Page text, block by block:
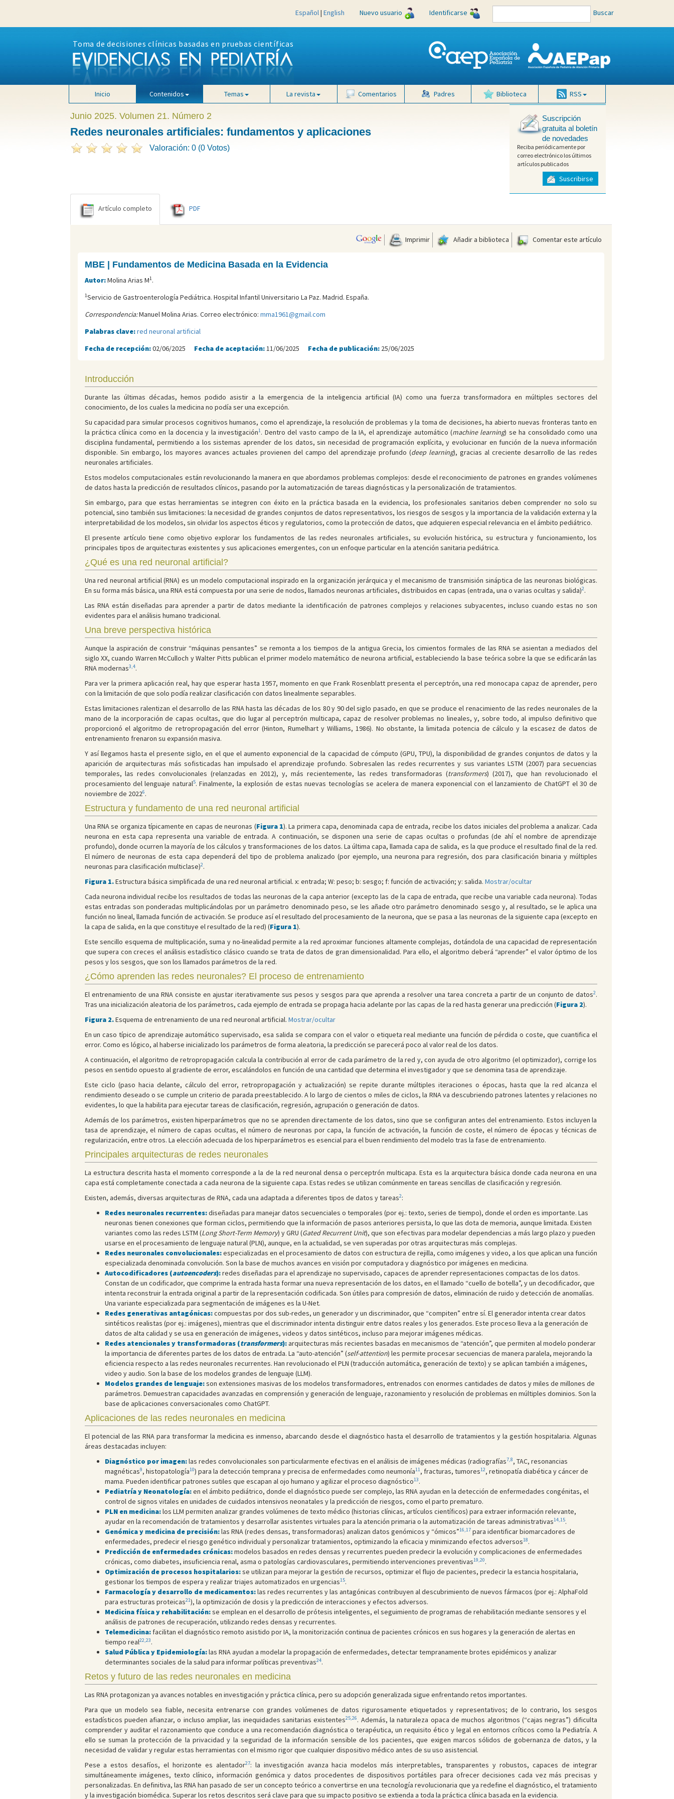
Español| English Nuevo usuario Identificarse Buscar
Toma de decisiones clínicas basadas en pruebas científicas
Inicio Contenidos Temas La revista Comentarios Padres Biblioteca RSS
Junio 2025. Volumen 21. Número 2
Redes neuronales artificiales: fundamentos y aplicaciones
Valoración: 0 (0 Votos)
Suscripción
gratuita al boletín
de novedades
Reciba periódicamente por
correo electrónico los últimos
artículos publicados
Suscribirse
Artículo completo PDF
Imprimir Añadir a biblioteca Comentar este artículo
MBE | Fundamentos de Medicina Basada en la Evidencia
Autor:Molina Arias M1.
1Servicio de Gastroenterología Pediátrica. Hospital Infantil Universitario La Paz. Madrid. España.
Correspondencia:Manuel Molina Arias. Correo electrónico: mma1961@gmail.com
Palabras clave:red neuronal artificial
Fecha de recepción:02/06/2025 Fecha de aceptación:11/06/2025 Fecha de publicación: 25/06/2025
Introducción
Durante las últimas décadas, hemos podido asistir a la emergencia de la inteligencia artificial (IA) como una fuerza transformadora en múltiples sectores del
conocimiento, de los cuales la medicina no podía ser una excepción.
Su capacidad para simular procesos cognitivos humanos, como el aprendizaje, la resolución de problemas y la toma de decisiones, ha abierto nuevas fronteras tanto en
la práctica clínica como en la docencia y la investigación1. Dentro del vasto campo de la IA, el aprendizaje automático (machine learning) se ha consolidado como una
disciplina fundamental, permitiendo a los sistemas aprender de los datos, sin necesidad de programación explícita, y evolucionar en función de la nueva información
disponible. Sin embargo, los mayores avances actuales provienen del campo del aprendizaje profundo (deep learning), gracias al creciente desarrollo de las redes
neuronales artificiales.
Estos modelos computacionales están revolucionando la manera en que abordamos problemas complejos: desde el reconocimiento de patrones en grandes volúmenes
de datos hasta la predicción de resultados clínicos, pasando por la automatización de tareas diagnósticas y la personalización de tratamientos.
Sin embargo, para que estas herramientas se integren con éxito en la práctica basada en la evidencia, los profesionales sanitarios deben comprender no solo su
potencial, sino también sus limitaciones: la necesidad de grandes conjuntos de datos representativos, los riesgos de sesgos y la importancia de la validación externa y la
interpretabilidad de los modelos, sin olvidar los aspectos éticos y regulatorios, como la protección de datos, que adquieren especial relevancia en el ámbito pediátrico.
El presente artículo tiene como objetivo explorar los fundamentos de las redes neuronales artificiales, su evolución histórica, su estructura y funcionamiento, los
principales tipos de arquitecturas existentes y sus aplicaciones emergentes, con un enfoque particular en la atención sanitaria pediátrica.
¿Qué es una red neuronal artificial?
Una red neuronal artificial (RNA) es un modelo computacional inspirado en la organización jerárquica y el mecanismo de transmisión sináptica de las neuronas biológicas.
En su forma más básica, una RNA está compuesta por una serie de nodos, llamados neuronas artificiales, distribuidos en capas (entrada, una o varias ocultas y salida)2.
Las RNA están diseñadas para aprender a partir de datos mediante la identificación de patrones complejos y relaciones subyacentes, incluso cuando estas no son
evidentes para el análisis humano tradicional.
Una breve perspectiva histórica
Aunque la aspiración de construir “máquinas pensantes” se remonta a los tiempos de la antigua Grecia, los cimientos formales de las RNA se asientan a mediados del
siglo XX, cuando Warren McCulloch y Walter Pitts publican el primer modelo matemático de neurona artificial, estableciendo la base teórica sobre la que se edificarán las
RNA modernas3,4.
Para ver la primera aplicación real, hay que esperar hasta 1957, momento en que Frank Rosenblatt presenta el perceptrón, una red monocapa capaz de aprender, pero
con la limitación de que solo podía realizar clasificación con datos linealmente separables.
Estas limitaciones ralentizan el desarrollo de las RNA hasta las décadas de los 80 y 90 del siglo pasado, en que se produce el renacimiento de las redes neuronales de la
mano de la incorporación de capas ocultas, que dio lugar al perceptrón multicapa, capaz de resolver problemas no lineales, y, sobre todo, al impulso definitivo que
proporcionó el algoritmo de retropropagación del error (Hinton, Rumelhart y Williams, 1986). No obstante, la limitada potencia de cálculo y la escasez de datos de
entrenamiento frenaron su expansión masiva.
Y así llegamos hasta el presente siglo, en el que el aumento exponencial de la capacidad de cómputo (GPU, TPU), la disponibilidad de grandes conjuntos de datos y la
aparición de arquitecturas más sofisticadas han impulsado el aprendizaje profundo. Sobresalen las redes recurrentes y sus variantes LSTM (2007) para secuencias
temporales, las redes convolucionales (relanzadas en 2012), y, más recientemente, las redes transformadoras (transformers) (2017), que han revolucionado el
procesamiento del lenguaje natural5. Finalmente, la explosión de estas nuevas tecnologías se acelera de manera exponencial con el lanzamiento de ChatGPT el 30 de
noviembre de 20226.
Estructura y fundamento de una red neuronal artificial
Una RNA se organiza típicamente en capas de neuronas (Figura 1). La primera capa, denominada capa de entrada, recibe los datos iniciales del problema a analizar. Cada
neurona en esta capa representa una variable de entrada. A continuación, se disponen una serie de capas ocultas o profundas (de ahí el nombre de aprendizaje
profundo), donde ocurren la mayoría de los cálculos y transformaciones de los datos. La última capa, llamada capa de salida, es la que produce el resultado final de la red.
El número de neuronas de esta capa dependerá del tipo de problema analizado (por ejemplo, una neurona para regresión, dos para clasificación binaria y múltiples
neuronas para clasificación multiclase)2.
Figura 1.Estructura básica simplificada de una red neuronal artificial. x: entrada; W: peso; b: sesgo; f: función de activación; y: salida. Mostrar/ocultar
Cada neurona individual recibe los resultados de todas las neuronas de la capa anterior (excepto las de la capa de entrada, que recibe una variable cada neurona). Todas
estas entradas son ponderadas multiplicándolas por un parámetro denominado peso, se les añade otro parámetro denominado sesgo y, al resultado, se le aplica una
función no lineal, llamada función de activación. Se produce así el resultado del procesamiento de la neurona, que se pasa a las neuronas de la siguiente capa (excepto en
la capa de salida, en la que constituye el resultado de la red) (Figura 1).
Este sencillo esquema de multiplicación, suma y no-linealidad permite a la red aproximar funciones altamente complejas, dotándola de una capacidad de representación
que supera con creces el análisis estadístico clásico cuando se trata de datos de gran dimensionalidad. Para ello, el algoritmo deberá “aprender” el valor óptimo de los
pesos y los sesgos, que son los llamados parámetros de la red.
¿Cómo aprenden las redes neuronales? El proceso de entrenamiento
El entrenamiento de una RNA consiste en ajustar iterativamente sus pesos y sesgos para que aprenda a resolver una tarea concreta a partir de un conjunto de datos2.
Tras una inicialización aleatoria de los parámetros, cada ejemplo de entrada se propaga hacia adelante por las capas de la red hasta generar una predicción (Figura 2).
Figura 2.Esquema de entrenamiento de una red neuronal artificial. Mostrar/ocultar
En un caso típico de aprendizaje automático supervisado, esa salida se compara con el valor o etiqueta real mediante una función de pérdida o coste, que cuantifica el
error. Como es lógico, al haberse inicializado los parámetros de forma aleatoria, la predicción se parecerá poco al valor real de los datos.
A continuación, el algoritmo de retropropagación calcula la contribución al error de cada parámetro de la red y, con ayuda de otro algoritmo (el optimizador), corrige los
pesos en sentido opuesto al gradiente de error, escalándolos en función de una cantidad que determina el investigador y que se denomina tasa de aprendizaje.
Este ciclo (paso hacia delante, cálculo del error, retropropagación y actualización) se repite durante múltiples iteraciones o épocas, hasta que la red alcanza el
rendimiento deseado o se cumple un criterio de parada preestablecido. A lo largo de cientos o miles de ciclos, la RNA va descubriendo patrones latentes y relaciones no
evidentes, lo que la habilita para ejecutar tareas de clasificación, regresión, agrupación o generación de datos.
Además de los parámetros, existen hiperparámetros que no se aprenden directamente de los datos, sino que se configuran antes del entrenamiento. Estos incluyen la
tasa de aprendizaje, el número de capas ocultas, el número de neuronas por capa, la función de activación, la función de coste, el número de épocas y técnicas de
regularización, entre otros. La elección adecuada de los hiperparámetros es esencial para el buen rendimiento del modelo tras la fase de entrenamiento.
Principales arquitecturas de redes neuronales
La estructura descrita hasta el momento corresponde a la de la red neuronal densa o perceptrón multicapa. Esta es la arquitectura básica donde cada neurona en una
capa está completamente conectada a cada neurona de la siguiente capa. Estas redes se utilizan comúnmente en tareas sencillas de clasificación y regresión.
Existen, además, diversas arquitecturas de RNA, cada una adaptada a diferentes tipos de datos y tareas2:
Redes neuronales recurrentes:diseñadas para manejar datos secuenciales o temporales (por ej.: texto, series de tiempo), donde el orden es importante. Las
neuronas tienen conexiones que forman ciclos, permitiendo que la información de pasos anteriores persista, lo que las dota de memoria, aunque limitada. Existen
variantes como las redes LSTM (Long Short-Term Memory) y GRU (Gated Recurrent Unit), que son efectivas para modelar dependencias a más largo plazo y pueden
usarse en el procesamiento de lenguaje natural (PLN), aunque, en la actualidad, se ven superadas por otras arquitecturas más complejas.
Redes neuronales convolucionales:especializadas en el procesamiento de datos con estructura de rejilla, como imágenes y video, a los que aplican una función
especializada denominada convolución. Son la base de muchos avances en visión por computadora y diagnóstico por imágenes en medicina.
Autocodificadores (autoencoders):redes diseñadas para el aprendizaje no supervisado, capaces de aprender representaciones compactas de los datos.
Constan de un codificador, que comprime la entrada hasta formar una nueva representación de los datos, en el llamado “cuello de botella”, y un decodificador, que
intenta reconstruir la entrada original a partir de la representación codificada. Son útiles para compresión de datos, eliminación de ruido y detección de anomalías.
Una variante especializada para segmentación de imágenes es la U-Net.
Redes generativas antagónicas:compuestas por dos sub-redes, un generador y un discriminador, que “compiten” entre sí. El generador intenta crear datos
sintéticos realistas (por ej.: imágenes), mientras que el discriminador intenta distinguir entre datos reales y los generados. Este proceso lleva a la generación de
datos de alta calidad y se usa en generación de imágenes, videos y datos sintéticos, incluso para mejorar imágenes médicas.
Redes atencionales y transformadoras (transformers):arquitecturas más recientes basadas en mecanismos de “atención”, que permiten al modelo ponderar
la importancia de diferentes partes de los datos de entrada. La “auto-atención” (self-attention) les permite procesar secuencias de manera paralela, mejorando la
eficiencia respecto a las redes neuronales recurrentes. Han revolucionado el PLN (traducción automática, generación de texto) y se aplican también a imágenes,
video y audio. Son la base de los modelos grandes de lenguaje (LLM).
Modelos grandes de lenguaje:son extensiones masivas de los modelos transformadores, entrenados con enormes cantidades de datos y miles de millones de
parámetros. Demuestran capacidades avanzadas en comprensión y generación de lenguaje, razonamiento y resolución de problemas en múltiples dominios. Son la
base de aplicaciones conversacionales como ChatGPT.
Aplicaciones de las redes neuronales en medicina
El potencial de las RNA para transformar la medicina es inmenso, abarcando desde el diagnóstico hasta el desarrollo de tratamientos y la gestión hospitalaria. Algunas
áreas destacadas incluyen:
Diagnóstico por imagen:las redes convolucionales son particularmente efectivas en el análisis de imágenes médicas (radiografías7,8, TAC, resonancias
magnéticas9, histopatología10) para la detección temprana y precisa de enfermedades como neumonía11, fracturas, tumores12, retinopatía diabética y cáncer de
mama. Pueden identificar patrones sutiles que escapan al ojo humano y agilizar el proceso diagnóstico13.
Pediatría y Neonatología:en el ámbito pediátrico, donde el diagnóstico puede ser complejo, las RNA ayudan en la detección de enfermedades congénitas, el
control de signos vitales en unidades de cuidados intensivos neonatales y la predicción de riesgos, como el parto prematuro.
PLN en medicina:los LLM permiten analizar grandes volúmenes de texto médico (historias clínicas, artículos científicos) para extraer información relevante,
ayudar en la recomendación de tratamientos y desarrollar asistentes virtuales para la atención primaria o la automatización de tareas administrativas14,15.
Genómica y medicina de precisión:las RNA (redes densas, transformadoras) analizan datos genómicos y “ómicos”16,17para identificar biomarcadores de
enfermedades, predecir el riesgo genético individual y personalizar tratamientos, optimizando la eficacia y minimizando efectos adversos18.
Predicción de enfermedades crónicas:modelos basados en redes densas y recurrentes pueden predecir la evolución y complicaciones de enfermedades
crónicas, como diabetes, insuficiencia renal, asma o patologías cardiovasculares, permitiendo intervenciones preventivas19,20.
Optimización de procesos hospitalarios:se utilizan para mejorar la gestión de recursos, optimizar el flujo de pacientes, predecir la estancia hospitalaria,
gestionar los tiempos de espera y realizar triajes automatizados en urgencias15.
Farmacología y desarrollo de medicamentos:las redes recurrentes y las antagónicas contribuyen al descubrimiento de nuevos fármacos (por ej.: AlphaFold
para estructuras proteicas21), la optimización de dosis y la predicción de interacciones y efectos adversos.
Medicina física y rehabilitación:se emplean en el desarrollo de prótesis inteligentes, el seguimiento de programas de rehabilitación mediante sensores y el
análisis de patrones de recuperación, utilizando redes densas y recurrentes.
Telemedicina:facilitan el diagnóstico remoto asistido por IA, la monitorización continua de pacientes crónicos en sus hogares y la generación de alertas en
tiempo real22,23.
Salud Pública y Epidemiología:las RNA ayudan a modelar la propagación de enfermedades, detectar tempranamente brotes epidémicos y analizar
determinantes sociales de la salud para informar políticas preventivas24.
Retos y futuro de las redes neuronales en medicina
Las RNA protagonizan ya avances notables en investigación y práctica clínica, pero su adopción generalizada sigue enfrentando retos importantes.
Para que un modelo sea fiable, necesita entrenarse con grandes volúmenes de datos rigurosamente etiquetados y representativos; de lo contrario, los sesgos
estadísticos pueden afianzar, o incluso ampliar, las inequidades sanitarias existentes25,26. Además, la naturaleza opaca de muchos algoritmos (“cajas negras”) dificulta
comprender y auditar el razonamiento que conduce a una recomendación diagnóstica o terapéutica, un requisito ético y legal en entornos críticos como la Pediatría. A
ello se suman la protección de la privacidad y la seguridad de la información sensible de los pacientes, que exigen marcos sólidos de gobernanza de datos, y la
necesidad de validar y regular estas herramientas con el mismo rigor que cualquier dispositivo médico antes de su uso asistencial.
Pese a estos desafíos, el horizonte es alentador27: la investigación avanza hacia modelos más interpretables, transparentes y robustos, capaces de integrar
simultáneamente imágenes, texto clínico, información genómica y datos procedentes de dispositivos portátiles para ofrecer decisiones cada vez más precisas y
personalizadas. En definitiva, las RNA han pasado de ser un concepto teórico a convertirse en una tecnología revolucionaria que ya redefine el diagnóstico, el tratamiento
y la investigación biomédica. Superar los retos descritos será clave para que su impacto positivo se extienda a toda la práctica clínica basada en la evidencia.